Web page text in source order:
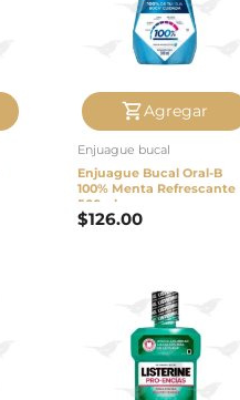
Agregar
Enjuague bucal
Enjuague Bucal Oral-B
100% Menta Refrescante
500ml
$126.00